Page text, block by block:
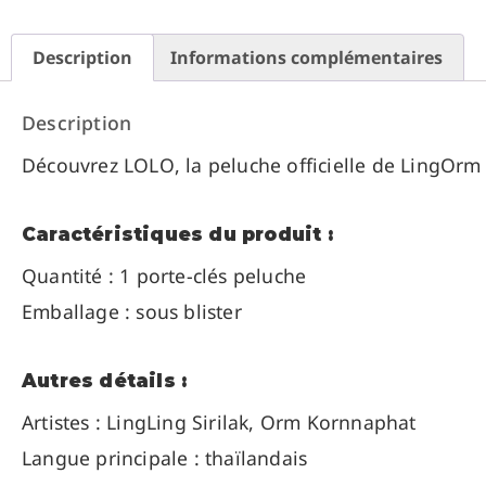
Description Informations complémentaires
Description
Découvrez LOLO, la peluche officielle de LingOrm
Caractéristiques du produit :
Quantité : 1 porte-clés peluche
Emballage : sous blister
Autres détails :
Artistes : LingLing Sirilak, Orm Kornnaphat
Langue principale : thaïlandais